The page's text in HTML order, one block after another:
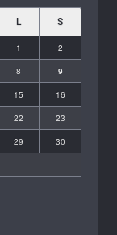
L S
1 2
8 9
15 16
22 23
29 30